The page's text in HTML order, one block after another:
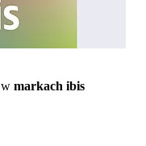
w markach ibis